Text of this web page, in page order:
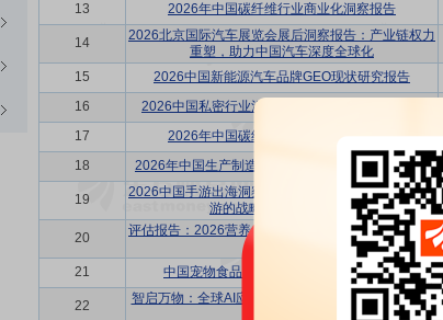
13
2026年中国碳纤维行业商业化洞察报告
14
2026北京国际汽车展览会展后洞察报告：产业链权力
重塑，助力中国汽车深度全球化
15 2026中国新能源汽车品牌GEO现状研究报告
16
2026中国私密行业消费者洞察与机构增长白皮书
17
2026年中国碳纤维行业商业化洞察报告
18
2026年中国生产制造类工业软件行业发展洞察报告
19
2026中国手游出海洞察研究报告：存量时代：中国手
游的战略演进与价值再造
20
评估报告：2026营养食疗干预慢性病的效果分析与社
21 中国宠物食品行业出海国别机会洞察报告
22
智启万物：全球AI应用平台市场全景图与趋势洞察报